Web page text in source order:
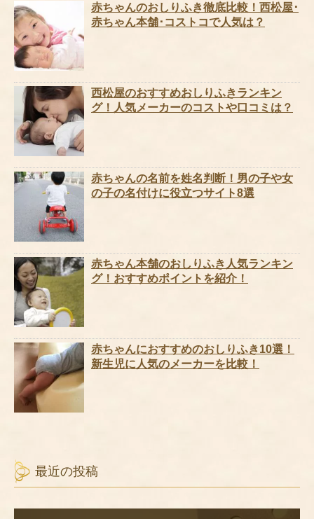
赤ちゃんのおしりふき徹底比較！西松屋･
赤ちゃん本舗･コストコで人気は？
西松屋のおすすめおしりふきランキン
グ！人気メーカーのコストや口コミは？
赤ちゃんの名前を姓名判断！男の子や女
の子の名付けに役立つサイト8選
赤ちゃん本舗のおしりふき人気ランキン
グ！おすすめポイントを紹介！
赤ちゃんにおすすめのおしりふき10選！
新生児に人気のメーカーを比較！
最近の投稿